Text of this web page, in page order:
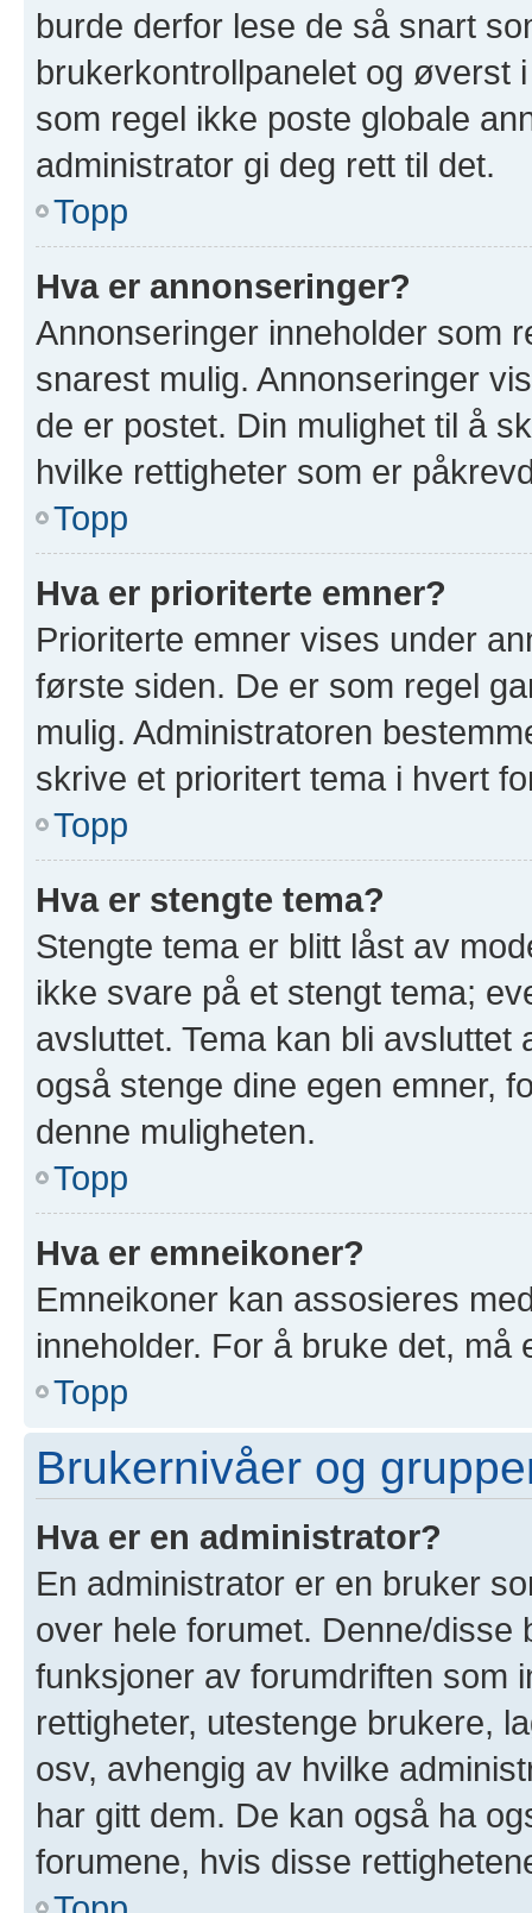
burde derfor lese de så snart
brukerkontrollpanelet og øverst
som regel ikke poste globale
administrator gi deg rett til det.
Topp
Hva er annonseringer?
Annonseringer inneholder som
snarest mulig. Annonseringer
de er postet. Din mulighet til å
hvilke rettigheter som er
Topp
Hva er prioriterte emner?
Prioriterte emner vises under
første siden. De er som regel
mulig. Administratoren
skrive et prioritert tema i hvert
Topp
Hva er stengte tema?
Stengte tema er blitt låst av
ikke svare på et stengt tema;
avsluttet. Tema kan bli
også stenge dine egen emner,
denne muligheten.
Topp
Hva er emneikoner?
Emneikoner kan assosieres
inneholder. For å bruke det, må
Topp
Brukernivåer og
Hva er en administrator?
En administrator er en bruker
over hele forumet. Denne/
funksjoner av forumdriften som
rettigheter, utestenge brukere,
osv, avhengig av hvilke
har gitt dem. De kan også ha
forumene, hvis disse